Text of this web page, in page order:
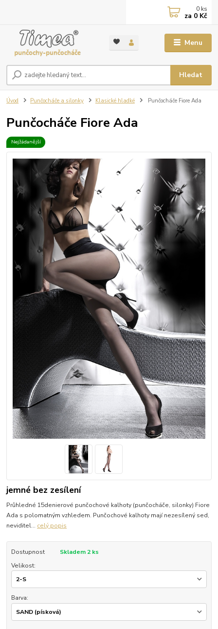
Menu
Hledat
0 ks
za 0 Kč
Úvod Punčocháče a silonky Klasické hladké Punčocháče Fiore Ada
Punčocháče Fiore Ada
Nejžádanější
jemné bez zesílení
Průhledné 15denierové punčochové kalhoty (punčocháče, silonky) Fiore
Ada s polomatným vzhledem. Punčochové kalhoty mají nezesílený sed,
neviditel... celý popis
Dostupnost
Skladem 2 ks
Velikost:
Barva: